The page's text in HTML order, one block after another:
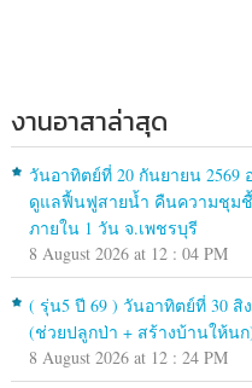
งานอาสาล่าสุด
วันอาทิตย์ที่ 20 กันยายน 2569
ดูแลฟื้นฟูสายน้ำ คืนความชุม
ภายใน 1 วัน จ.เพชรบุรี
8 August 2026 at 12 : 04 PM
( รุ่น5 ปี 69 ) วันอาทิตย์ที่ 30 สิ
(ช่วยปลูกป่า + สร้างบ้านให้น
8 August 2026 at 12 : 24 PM